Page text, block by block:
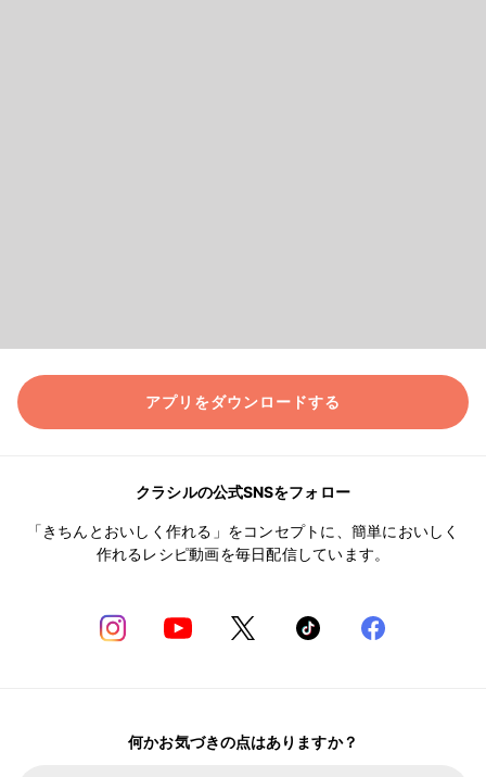
アプリをダウンロードする
クラシルの公式SNSをフォロー
「きちんとおいしく作れる」をコンセプトに、簡単においしく
作れるレシピ動画を毎日配信しています。
何かお気づきの点はありますか？